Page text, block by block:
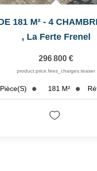
, La Ferte Frenel
296 800 €
product.price.fees_charges.teaser
Pièce(s) 181 M²